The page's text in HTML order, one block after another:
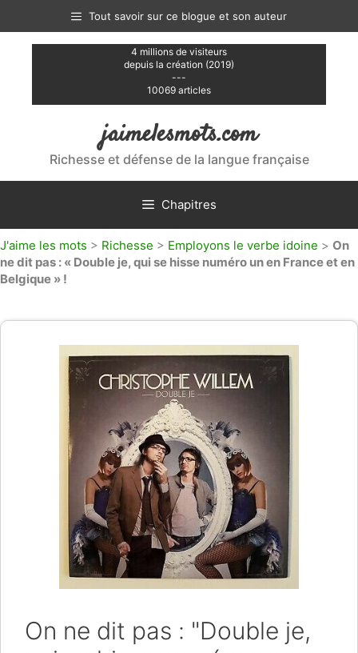
contenu
Tout savoir sur ce blogue et son auteur
4 millions de visiteurs
depuis la création (2019)
---
10069 articles
jaimelesmots.com
Richesse et défense de la langue française
Chapitres
J'aime les mots > Richesse > Employons le verbe idoine > On
ne dit pas : « Double je, qui se hisse numéro un en France et en
Belgique » !
On ne dit pas : "Double je,